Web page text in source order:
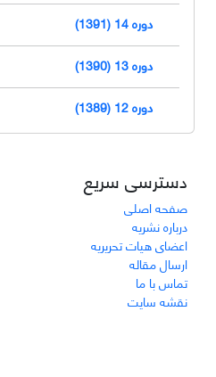
دوره 14 (1391)
دوره 13 (1390)
دوره 12 (1389)
دسترسی سریع
صفحه اصلی
درباره نشریه
اعضای هیات تحریریه
ارسال مقاله
تماس با ما
نقشه سایت